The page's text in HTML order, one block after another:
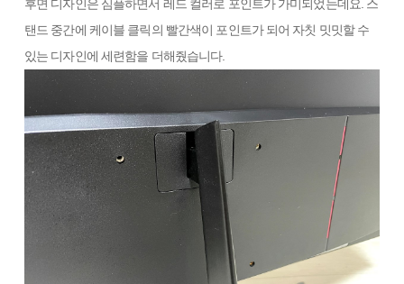
후면 디자인은 심플하면서 레드 컬러로 포인트가 가미되었는데요. 스
탠드 중간에 케이블 클릭의 빨간색이 포인트가 되어 자칫 밋밋할 수
있는 디자인에 세련함을 더해줬습니다.